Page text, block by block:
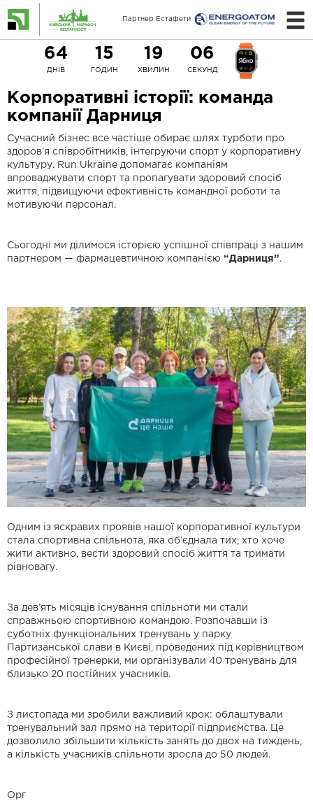
Партнер Естафети
64
ДНІВ
15
ГОДИН
19
ХВИЛИН
05
СЕКУНД
Корпоративні історії: команда
компанії Дарниця
Сучасний бізнес все частіше обирає шлях турботи про
здоров’я співробітників, інтегруючи спорт у корпоративну
культуру. Run Ukraine допомагає компаніям
впроваджувати спорт та пропагувати здоровий спосіб
життя, підвищуючи ефективність командної роботи та
мотивуючи персонал.
Сьогодні ми ділимося історією успішної співпраці з нашим
партнером — фармацевтичною компанією “Дарниця”.
Одним із яскравих проявів нашої корпоративної культури
стала спортивна спільнота, яка об’єднала тих, хто хоче
жити активно, вести здоровий спосіб життя та тримати
рівновагу.
За дев’ять місяців існування спільноти ми стали
справжньою спортивною командою. Розпочавши із
суботніх функціональних тренувань у парку
Партизанської слави в Києві, проведених під керівництвом
професійної тренерки, ми організували 40 тренувань для
близько 20 постійних учасників.
З листопада ми зробили важливий крок: облаштували
тренувальний зал прямо на території підприємства. Це
дозволило збільшити кількість занять до двох на тиждень,
а кількість учасників спільноти зросла до 50 людей.
Орг